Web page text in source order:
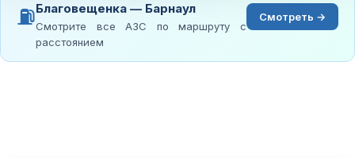
⛽Благовещенка — Барнаул
Смотрите все АЗС по маршруту с
расстоянием
Смотреть →